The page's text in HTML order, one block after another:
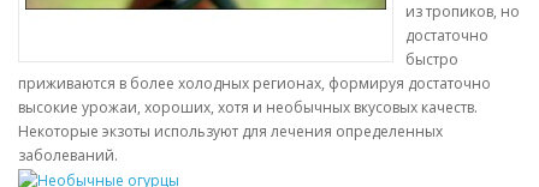
из тропиков, но
достаточно
быстро
приживаются в более холодных регионах, формируя достаточно
высокие урожаи, хороших, хотя и необычных вкусовых качеств.
Некоторые экзоты используют для лечения определенных
заболеваний.